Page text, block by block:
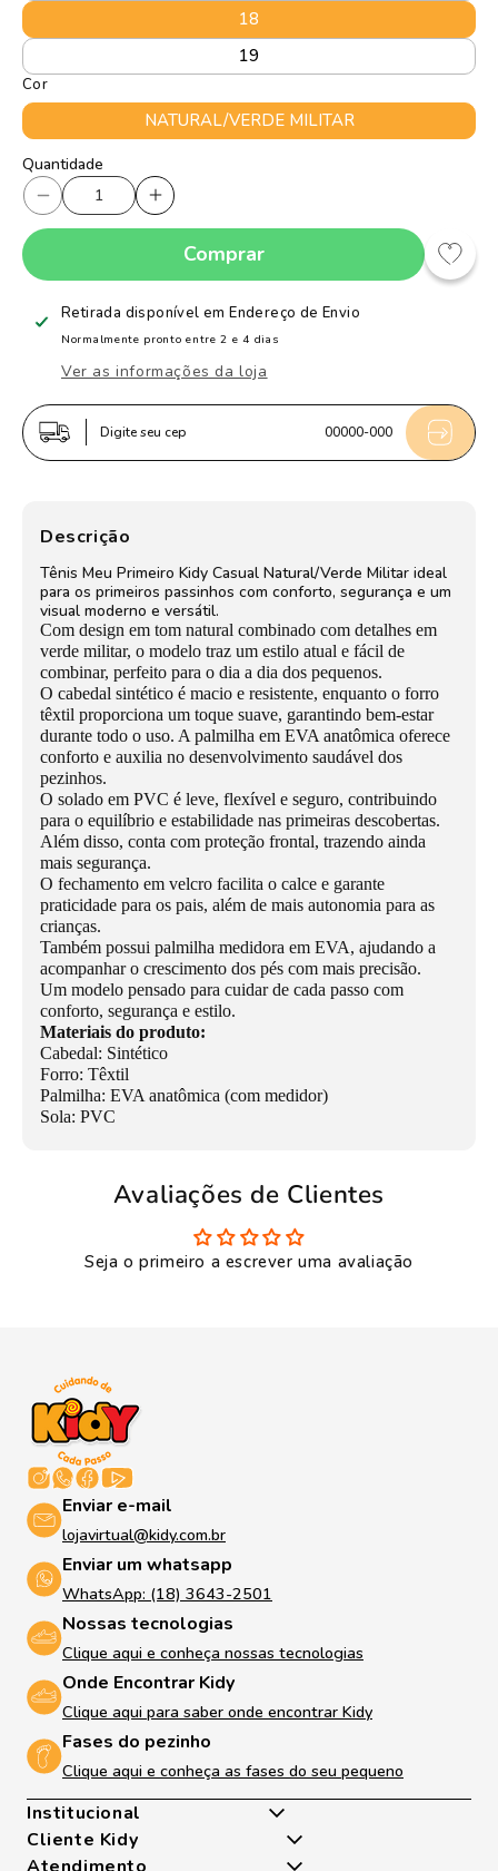
18
19
Cor
NATURAL/VERDE MILITAR
Quantidade
Quantidade
Diminuir
a
de
Tênis
Infantil
Menino
Casual
Bebê
Verde
Aumentar
a
quantidade
de
Tênis
Infantil
Menino
Bebê
Comprar
Retirada disponível emEndereço de Envio
Normalmente pronto entre 2 e 4 dias
Ver as informações da loja
Digite seu cep 00000-000
Descrição
Tênis Meu Primeiro Kidy Casual Natural/Verde Militar ideal
para os primeiros passinhos com conforto, segurança e um
visual moderno e versátil.
Com design em tom natural combinado com detalhes em
verde militar, o modelo traz um estilo atual e fácil de
combinar, perfeito para o dia a dia dos pequenos.
O cabedal sintético é macio e resistente, enquanto o forro
têxtil proporciona um toque suave, garantindo bem-estar
durante todo o uso. A palmilha em EVA anatômica oferece
conforto e auxilia no desenvolvimento saudável dos
pezinhos.
O solado em PVC é leve, flexível e seguro, contribuindo
para o equilíbrio e estabilidade nas primeiras descobertas.
Além disso, conta com proteção frontal, trazendo ainda
mais segurança.
O fechamento em velcro facilita o calce e garante
praticidade para os pais, além de mais autonomia para as
crianças.
Também possui palmilha medidora em EVA, ajudando a
acompanhar o crescimento dos pés com mais precisão.
Um modelo pensado para cuidar de cada passo com
conforto, segurança e estilo.
Materiais do produto:
Cabedal: Sintético
Forro: Têxtil
Palmilha: EVA anatômica (com medidor)
Sola: PVC
Avaliações de Clientes
Seja o primeiro a escrever uma avaliação
Enviar e-mail
lojavirtual@kidy.com.br
Enviar um whatsapp
WhatsApp: (18) 3643-2501
Nossas tecnologias
Clique aqui e conheça nossas tecnologias
Onde Encontrar Kidy
Clique aqui para saber onde encontrar Kidy
Fases do pezinho
Clique aqui e conheça as fases do seu pequeno
Institucional
Quem somos
Cliente Kidy